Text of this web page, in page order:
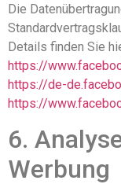
Die
Details finden Sie
https://
https://de-
https://
6.
Werbung